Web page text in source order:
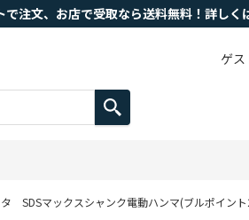
で注文、お店で受取なら送料無料！詳しく
ゲス
SDSマックスシャンク電動ハンマ(ブルポイン